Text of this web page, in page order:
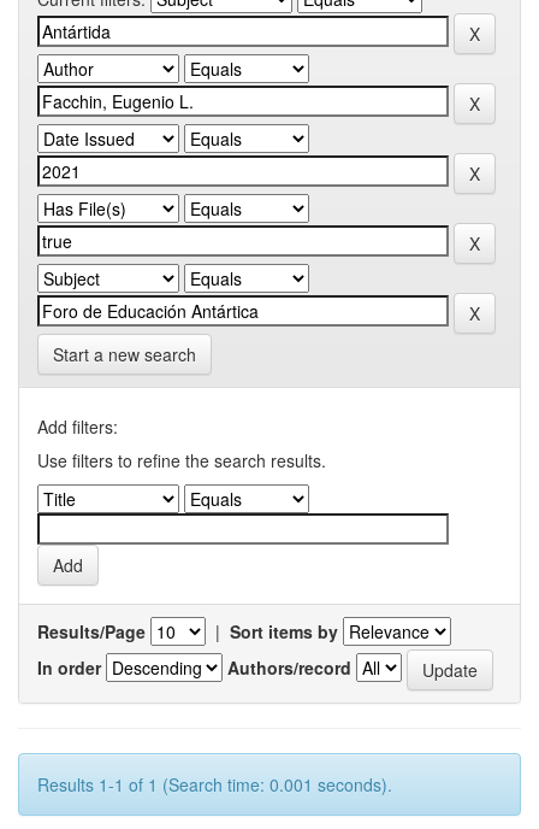
Start a new search
Add filters:
Use filters to refine the search results.
Results/Page | Sort items by
In order
Authors/record
Results 1-1 of 1 (Search time: 0.001 seconds).